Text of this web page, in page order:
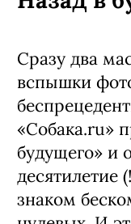
РЕПОРТАЖИ
Назад в